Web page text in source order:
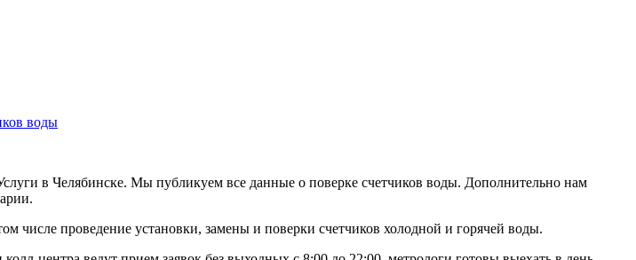
воды
в Челябинске. Мы публикуем все данные о поверке счетчиков воды. Дополнительно нам
числе проведение установки, замены и поверки счетчиков холодной и горячей воды.